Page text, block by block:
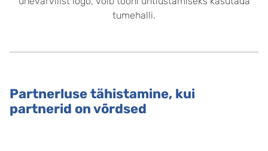
tumehalli.
Partnerluse tähistamine, kui
partnerid on võrdsed